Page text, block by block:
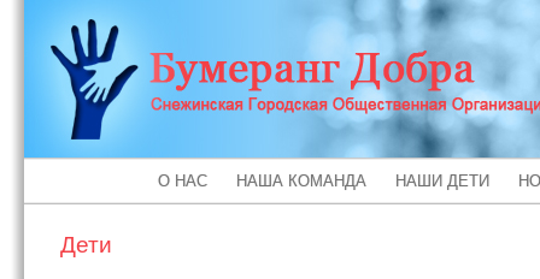
О НАС НАША КОМАНДА НАШИ ДЕТИ
Дети